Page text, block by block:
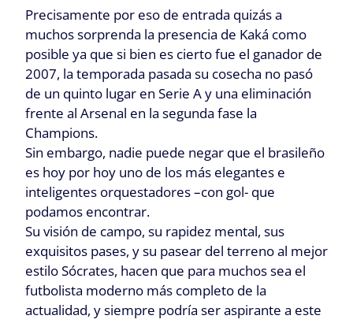
Precisamente por eso de entrada quizás a
muchos sorprenda la presencia de Kaká como
posible ya que si bien es cierto fue el ganador de
2007, la temporada pasada su cosecha no pasó
de un quinto lugar en Serie A y una eliminación
frente al Arsenal en la segunda fase la
Champions.
Sin embargo, nadie puede negar que el brasileño
es hoy por hoy uno de los más elegantes e
inteligentes orquestadores –con gol- que
podamos encontrar.
Su visión de campo, su rapidez mental, sus
exquisitos pases, y su pasear del terreno al mejor
estilo Sócrates, hacen que para muchos sea el
futbolista moderno más completo de la
actualidad, y siempre podría ser aspirante a este